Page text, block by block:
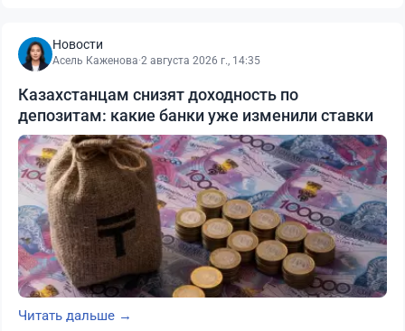
Новости
Асель Каженова·2 августа 2026 г., 14:35
Казахстанцам снизят доходность по
депозитам: какие банки уже изменили ставки
Читать дальше →